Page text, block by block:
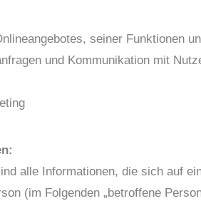
seiner Funktionen
und Kommunikation mit
alle Informationen, die sich auf
(im Folgenden „betroffene